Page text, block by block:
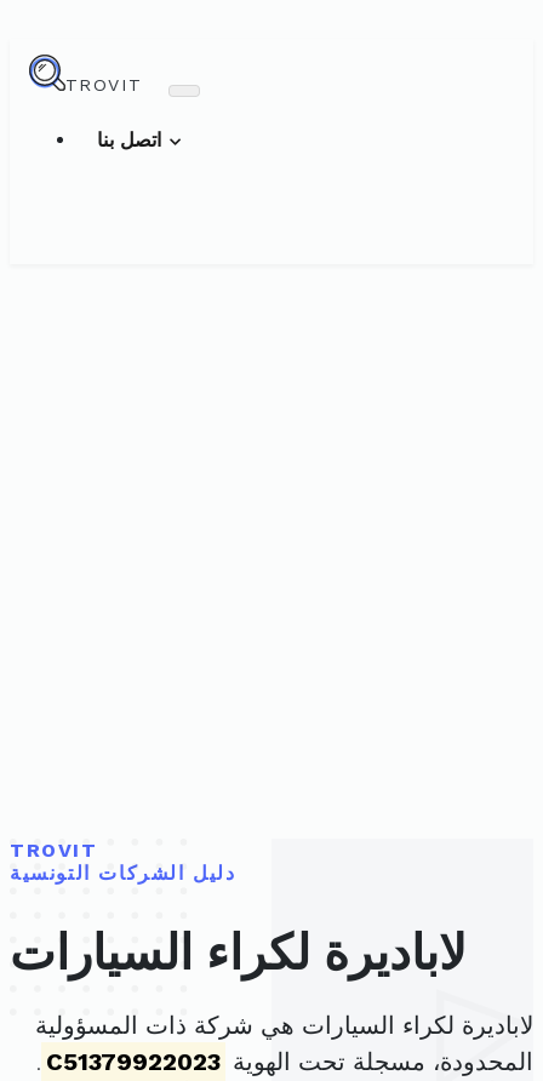
TROVIT
TROVIT
دليل الشركات التونسية
لاباديرة لكراء السيارات
لاباديرة لكراء السيارات هي شركة ذات المسؤولية
المحدودة، مسجلة تحت الهوية C51379922023
.